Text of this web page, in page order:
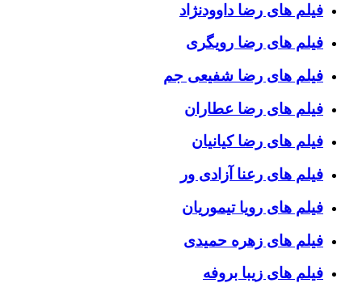
فیلم های رضا داوودنژاد
فیلم های رضا رویگری
فیلم های رضا شفیعی جم
فیلم های رضا عطاران
فیلم های رضا کیانیان
فیلم های رعنا آزادی ور
فیلم های رویا تیموریان
فیلم های زهره حمیدی
فیلم های زیبا بروفه